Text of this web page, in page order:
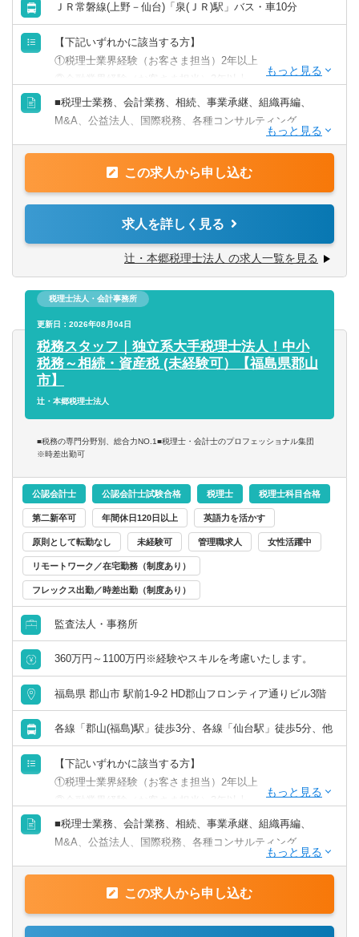
ＪＲ常磐線(上野－仙台)「泉(ＪＲ)駅」バス・車10分
【下記いずれかに該当する方】
①税理士業界経験（お客さま担当）2年以上
③社会人経験（業界等問わず）2年以上 かつ 税理士科目
1科目以上の取得者
⑤公認会計士
※税務業務未経験会計士の方も歓迎いたします！！
【求める人物像】
■税務・会計にとどまらず、総合的な観点から経営コンサル
ティングに携りたい方
■経験・能力をフルに発揮できる環境で働きたい方
■税理士業務、会計業務、相続、事業承継、組織再編、
M&A、公益法人、国際税務、各種コンサルティング
【法人全体の特色】
■業界トップレベルの規模でお客様に対してサービス提供し
ています。
税務・会計に関わる様々な分野のエキスパートが集結し、
案件によっては、互いにチームを組んで業務を進めること
一般企業をはじめ、医療法人、公益法人、社会福祉法人、
地方公共団体、海外法人、個人と幅広いお客様に対して、
税務・会計サービスを提供しています。
この求人から申し込む
求人を詳しく見る
辻・本郷税理士法人 の求人一覧を見る
税理士法人・会計事務所
更新日：2026年08月04日
税務スタッフ｜独立系大手税理士法人！中小
税務～相続・資産税 (未経験可）【福島県郡山
市】
辻・本郷税理士法人
■税務の専門分野別、総合力NO.1■税理士・会計士のプロフェッショナル集団
※時差出勤可
公認会計士 公認会計士試験合格 税理士 税理士科目合格
第二新卒可 年間休日120日以上 英語力を活かす
原則として転勤なし 未経験可 管理職求人 女性活躍中
リモートワーク／在宅勤務（制度あり）
フレックス出勤／時差出勤（制度あり）
監査法人・事務所
360万円～1100万円※経験やスキルを考慮いたします。
福島県 郡山市 駅前1-9-2 HD郡山フロンティア通りビル3階
各線「郡山(福島)駅」徒歩3分、各線「仙台駅」徒歩5分、他
【下記いずれかに該当する方】
①税理士業界経験（お客さま担当）2年以上
③社会人経験（業界等問わず）2年以上 かつ 税理士科目
1科目以上の取得者
⑤公認会計士
※税務業務未経験会計士の方も歓迎いたします！！
【求める人物像】
■税理士業務、会計業務、相続、事業承継、組織再編、
M&A、公益法人、国際税務、各種コンサルティング
【法人全体の特色】
■業界トップレベルの規模でお客様に対してサービス提供し
ています。
この求人から申し込む